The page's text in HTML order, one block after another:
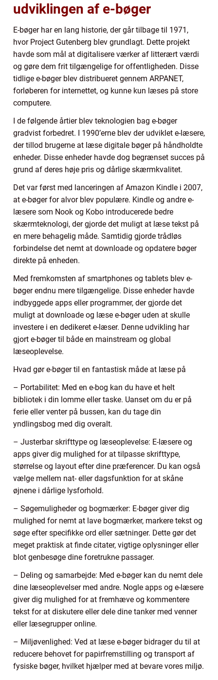
udviklingen af e-bøger
E-bøger har en lang historie, der går tilbage til 1971,
hvor Project Gutenberg blev grundlagt. Dette projekt
havde som mål at digitalisere værker af litterært værdi
og gøre dem frit tilgængelige for offentligheden. Disse
tidlige e-bøger blev distribueret gennem ARPANET,
forløberen for internettet, og kunne kun læses på store
computere.
I de følgende årtier blev teknologien bag e-bøger
gradvist forbedret. I 1990’erne blev der udviklet e-læsere,
der tillod brugerne at læse digitale bøger på håndholdte
enheder. Disse enheder havde dog begrænset succes på
grund af deres høje pris og dårlige skærmkvalitet.
Det var først med lanceringen af Amazon Kindle i 2007,
at e-bøger for alvor blev populære. Kindle og andre e-
læsere som Nook og Kobo introducerede bedre
skærmteknologi, der gjorde det muligt at læse tekst på
en mere behagelig måde. Samtidig gjorde trådløs
forbindelse det nemt at downloade og opdatere bøger
direkte på enheden.
Med fremkomsten af smartphones og tablets blev e-
bøger endnu mere tilgængelige. Disse enheder havde
indbyggede apps eller programmer, der gjorde det
muligt at downloade og læse e-bøger uden at skulle
investere i en dedikeret e-læser. Denne udvikling har
gjort e-bøger til både en mainstream og global
læseoplevelse.
Hvad gør e-bøger til en fantastisk måde at læse på
– Portabilitet: Med en e-bog kan du have et helt
bibliotek i din lomme eller taske. Uanset om du er på
ferie eller venter på bussen, kan du tage din
yndlingsbog med dig overalt.
– Justerbar skrifttype og læseoplevelse: E-læsere og
apps giver dig mulighed for at tilpasse skrifttype,
størrelse og layout efter dine præferencer. Du kan også
vælge mellem nat- eller dagsfunktion for at skåne
øjnene i dårlige lysforhold.
– Søgemuligheder og bogmærker: E-bøger giver dig
mulighed for nemt at lave bogmærker, markere tekst og
søge efter specifikke ord eller sætninger. Dette gør det
meget praktisk at finde citater, vigtige oplysninger eller
blot genbesøge dine foretrukne passager.
– Deling og samarbejde: Med e-bøger kan du nemt dele
dine læseoplevelser med andre. Nogle apps og e-læsere
giver dig mulighed for at fremhæve og kommentere
tekst for at diskutere eller dele dine tanker med venner
eller læsegrupper online.
– Miljøvenlighed: Ved at læse e-bøger bidrager du til at
reducere behovet for papirfremstilling og transport af
fysiske bøger, hvilket hjælper med at bevare vores miljø.